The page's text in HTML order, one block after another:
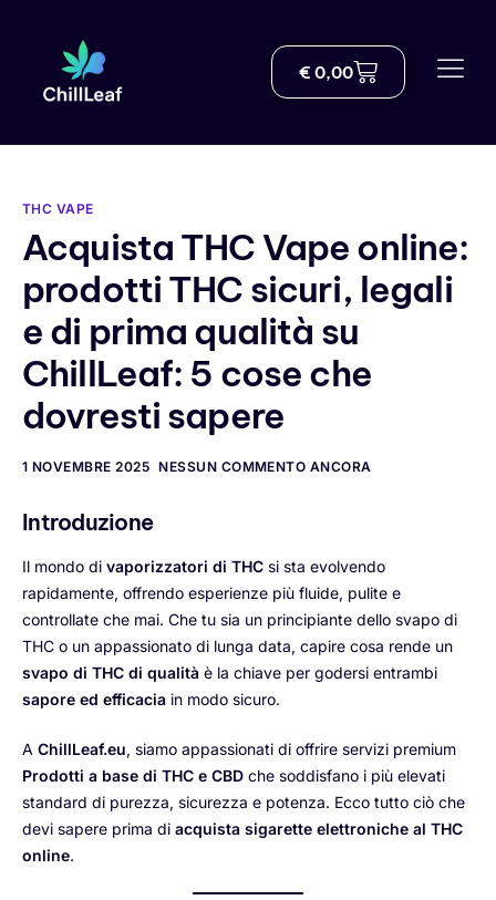
Negozio
Chi siamo
Consegna
Blog
Centro di conoscenza sul THC
Aiuto
Contatto
Italian
€ 0,00
THC VAPE
Acquista THC Vape online:
prodotti THC sicuri, legali
e di prima qualità su
ChillLeaf: 5 cose che
dovresti sapere
1 NOVEMBRE 2025 NESSUN COMMENTO ANCORA
Introduzione
Il mondo di vaporizzatori di THC si sta evolvendo
rapidamente, offrendo esperienze più fluide, pulite e
controllate che mai. Che tu sia un principiante dello svapo di
THC o un appassionato di lunga data, capire cosa rende un
svapo di THC di qualità è la chiave per godersi entrambi
sapore ed efficacia in modo sicuro.
A ChillLeaf.eu, siamo appassionati di offrire servizi premium
Prodotti a base di THC e CBD che soddisfano i più elevati
standard di purezza, sicurezza e potenza. Ecco tutto ciò che
devi sapere prima di acquista sigarette elettroniche al THC
online.